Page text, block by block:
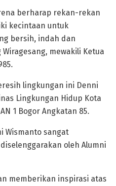
berharap rekan-rekan
kecintaan untuk
bersih, indah dan
mewakili Ketua
lingkungan ini Denni
Lingkungan Hidup Kota
1 Bogor Angkatan 85.
Wismanto sangat
oleh Alumni
memberikan inspirasi atas